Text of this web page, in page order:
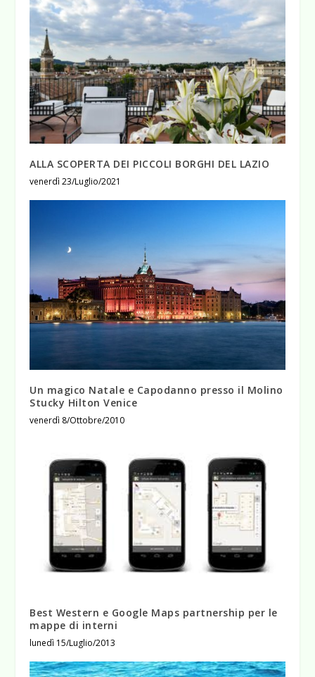
ALLA SCOPERTA DEI PICCOLI BORGHI DEL LAZIO
venerdì 23/Luglio/2021
Un magico Natale e Capodanno presso il Molino
Stucky Hilton Venice
venerdì 8/Ottobre/2010
Best Western e Google Maps partnership per le
mappe di interni
lunedì 15/Luglio/2013